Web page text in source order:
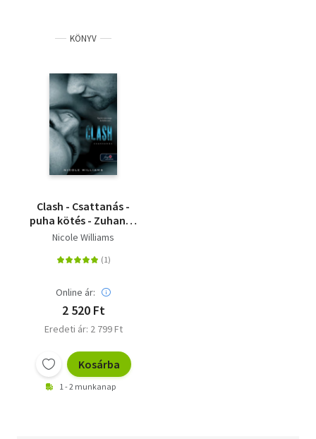
KÖNYV
Clash - Csattanás -
puha kötés - Zuhanás
2.
Nicole Williams
Online ár:
2 520 Ft
Eredeti ár: 2 799 Ft
Kosárba
1 - 2 munkanap